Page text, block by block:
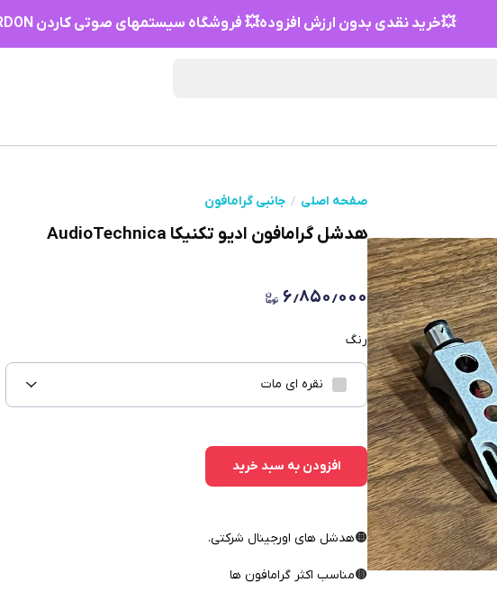
💥خرید نقدی بدون ارزش افزوده💥 فروشگاه سیستمهای صوتی کاردن HIFI KARDON
صفحه اصلی جانبی گرامافون
هدشل گرامافون ادیو تکنیکا AudioTechnica
۶٫۸۵۰٫۰۰۰
رنگ
نقره ای مات
افزودن به سبد خرید
🟠هدشل های اورجینال شرکتی.
🟤مناسب اکثر گرامافون ها